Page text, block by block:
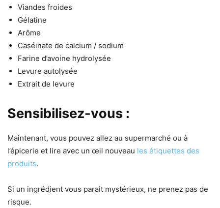
Viandes froides
Gélatine
Arôme
Caséinate de calcium / sodium
Farine d’avoine hydrolysée
Levure autolysée
Extrait de levure
Sensibilisez-vous :
Maintenant, vous pouvez allez au supermarché ou à
l’épicerie et lire avec un œil nouveau les étiquettes des
produits.
Si un ingrédient vous parait mystérieux, ne prenez pas de
risque.